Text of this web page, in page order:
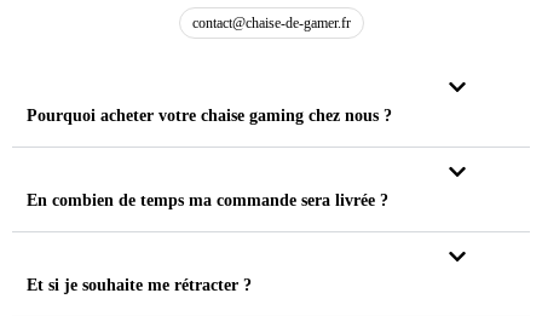
contact@chaise-de-gamer.fr
Pourquoi acheter votre chaise gaming chez nous ?
En combien de temps ma commande sera livrée ?
Et si je souhaite me rétracter ?